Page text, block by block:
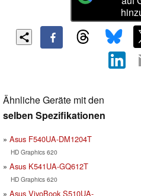
Ähnliche Geräte mit den
selben Spezifikationen
Asus F540UA-DM1204T
HD Graphics 620
Asus K541UA-GQ612T
HD Graphics 620
Asus VivoBook S510UA-